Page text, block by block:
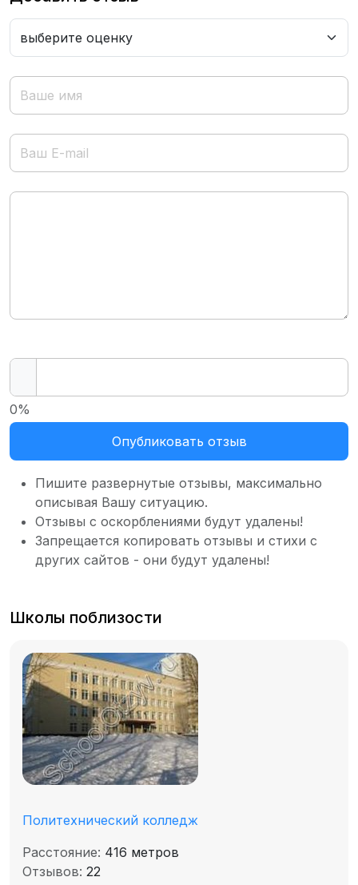
Опубликовать отзыв
0%
Пишите развернутые отзывы, максимально
описывая Вашу ситуацию.
Отзывы с оскорблениями будут удалены!
Запрещается копировать отзывы и стихи с
других сайтов - они будут удалены!
Школы поблизости
Политехнический колледж
Расстояние: 416 метров
Отзывов: 22